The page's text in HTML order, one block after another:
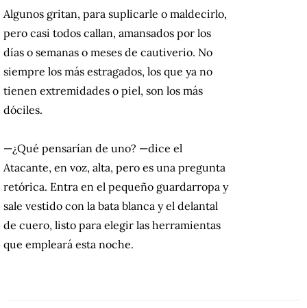
Algunos gritan, para suplicarle o maldecirlo,
pero casi todos callan, amansados por los
días o semanas o meses de cautiverio. No
siempre los más estragados, los que ya no
tienen extremidades o piel, son los más
dóciles.
—¿Qué pensarían de uno? —dice el
Atacante, en voz, alta, pero es una pregunta
retórica. Entra en el pequeño guardarropa y
sale vestido con la bata blanca y el delantal
de cuero, listo para elegir las herramientas
que empleará esta noche.